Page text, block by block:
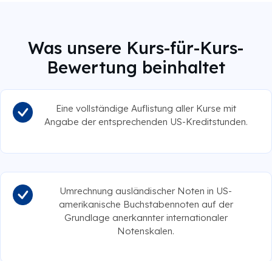
Was unsere Kurs-für-Kurs-
Bewertung beinhaltet
Eine vollständige Auflistung aller Kurse mit
Angabe der entsprechenden US-Kreditstunden.
Umrechnung ausländischer Noten in US-
amerikanische Buchstabennoten auf der
Grundlage anerkannter internationaler
Notenskalen.